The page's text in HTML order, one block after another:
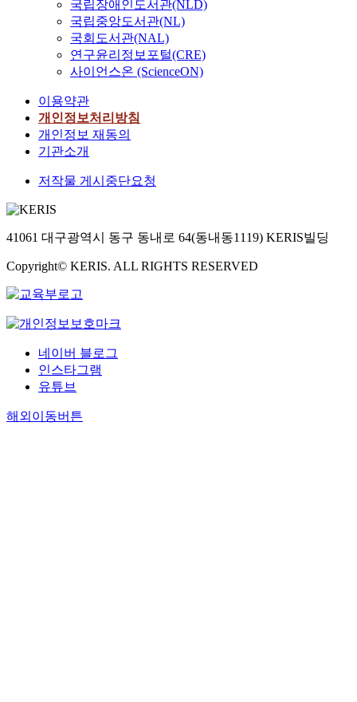
국립장애인도서관(NLD)
국립중앙도서관(NL)
국회도서관(NAL)
연구윤리정보포털(CRE)
사이언스온 (ScienceON)
이용약관
개인정보처리방침
개인정보 재동의
기관소개
저작물 게시중단요청
41061 대구광역시 동구 동내로 64(동내동1119) KERIS빌딩
Copyright© KERIS. ALL RIGHTS RESERVED
네이버 블로그
인스타그램
유튜브
해외이동버튼